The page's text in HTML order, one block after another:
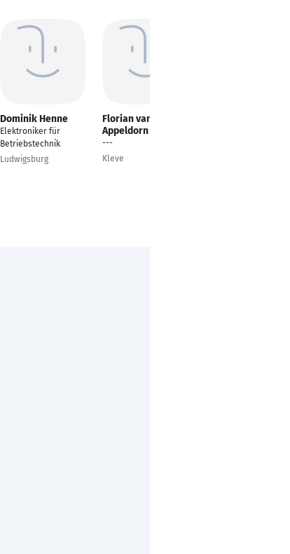
Dominik Henne
Elektroniker für
Betriebstechnik
Ludwigsburg
Florian van
Appeldorn
---
Kleve